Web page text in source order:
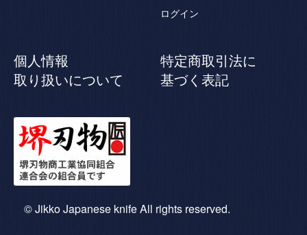
ログイン
個人情報
取り扱いについて
特定商取引法に
基づく表記
© Jikko Japanese knife All rights reserved.